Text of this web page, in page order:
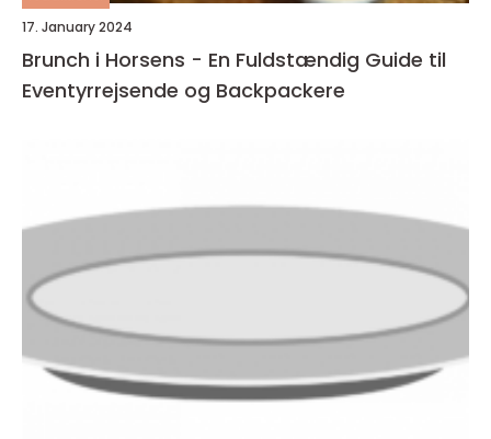
17. January 2024
Brunch i Horsens - En Fuldstændig Guide til
Eventyrrejsende og Backpackere